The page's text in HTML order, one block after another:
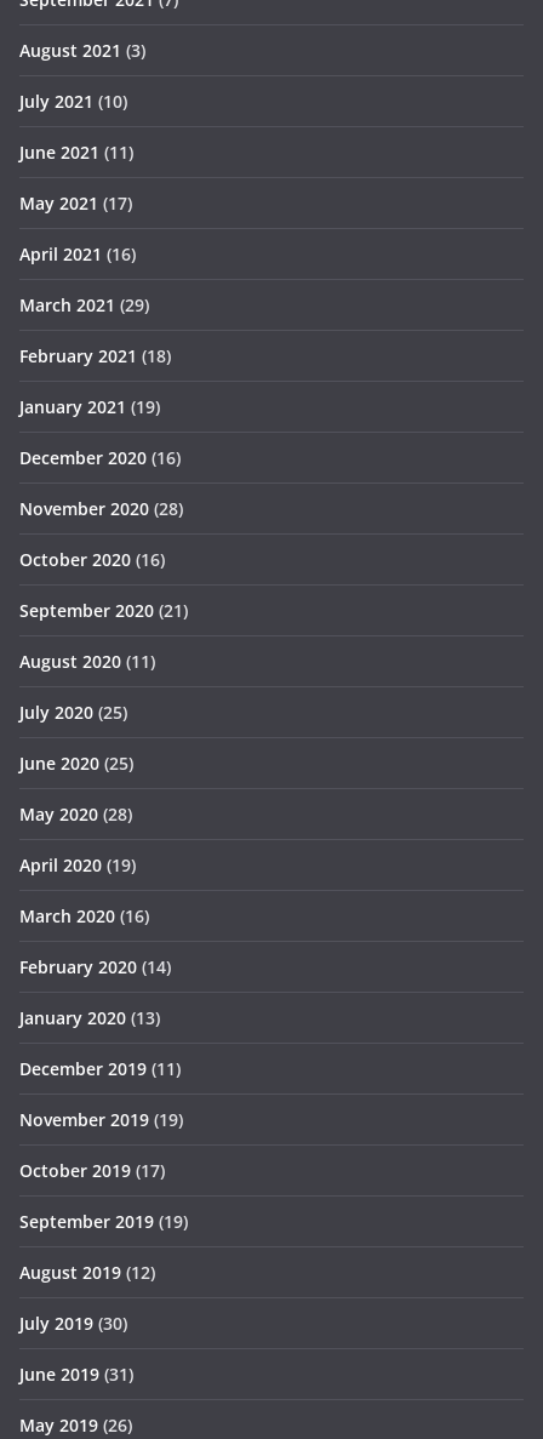
August 2021 (3)
July 2021 (10)
June 2021 (11)
May 2021 (17)
April 2021 (16)
March 2021 (29)
February 2021 (18)
January 2021 (19)
December 2020 (16)
November 2020 (28)
October 2020 (16)
September 2020 (21)
August 2020 (11)
July 2020 (25)
June 2020 (25)
May 2020 (28)
April 2020 (19)
March 2020 (16)
February 2020 (14)
January 2020 (13)
December 2019 (11)
November 2019 (19)
October 2019 (17)
September 2019 (19)
August 2019 (12)
July 2019 (30)
June 2019 (31)
May 2019 (26)